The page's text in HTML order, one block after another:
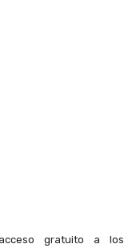
gratuito a los